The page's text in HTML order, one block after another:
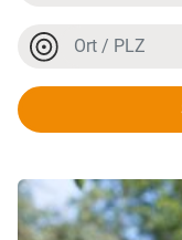
Ort oder PLZ
Haselnuss